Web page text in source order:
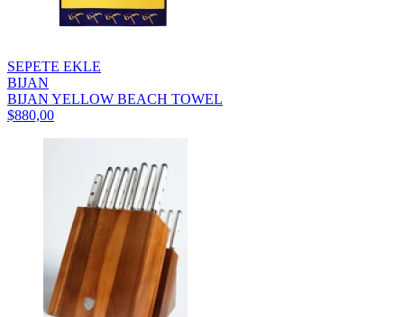
SEPETE EKLE
BIJAN
BIJAN YELLOW BEACH TOWEL
$880,00